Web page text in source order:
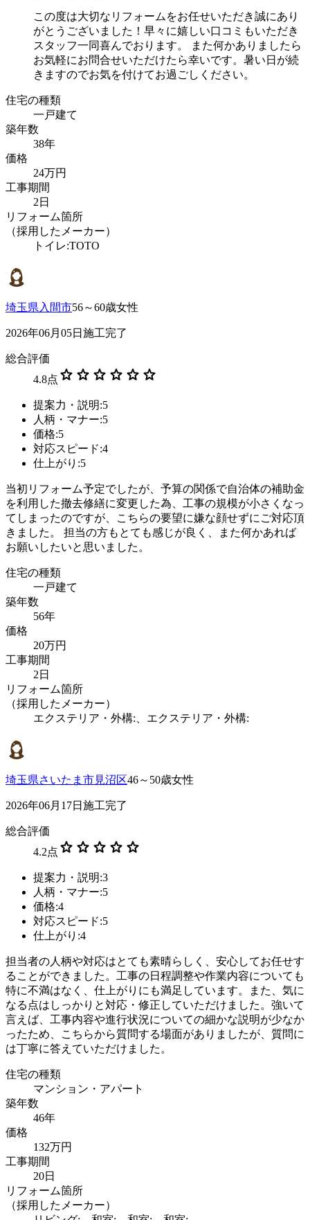
この度は大切なリフォームをお任せいただき誠にあり
がとうございました！早々に嬉しい口コミもいただき
スタッフ一同喜んでおります。 また何かありましたら
お気軽にお問合せいただけたら幸いです。暑い日が続
きますのでお気を付けてお過ごしください。
住宅の種類
一戸建て
築年数
38年
価格
24万円
工事期間
2日
リフォーム箇所
（採用したメーカー）
トイレ:TOTO
埼玉県入間市56～60歳女性
2026年06月05日施工完了
総合評価
4.8点 star star star star star star
提案力・説明:5
人柄・マナー:5
価格:5
対応スピード:4
仕上がり:5
当初リフォーム予定でしたが、予算の関係で自治体の補助金
を利用した撤去修繕に変更した為、工事の規模が小さくなっ
てしまったのですが、こちらの要望に嫌な顔せずにご対応頂
きました。 担当の方もとても感じが良く、また何かあれば
お願いしたいと思いました。
住宅の種類
一戸建て
築年数
56年
価格
20万円
工事期間
2日
リフォーム箇所
（採用したメーカー）
エクステリア・外構:、エクステリア・外構:
埼玉県さいたま市見沼区46～50歳女性
2026年06月17日施工完了
総合評価
4.2点 star star star star star
提案力・説明:3
人柄・マナー:5
価格:4
対応スピード:5
仕上がり:4
担当者の人柄や対応はとても素晴らしく、安心してお任せす
ることができました。工事の日程調整や作業内容についても
特に不満はなく、仕上がりにも満足しています。また、気に
なる点はしっかりと対応・修正していただけました。強いて
言えば、工事内容や進行状況についての細かな説明が少なか
ったため、こちらから質問する場面がありましたが、質問に
は丁寧に答えていただけました。
住宅の種類
マンション・アパート
築年数
46年
価格
132万円
工事期間
20日
リフォーム箇所
（採用したメーカー）